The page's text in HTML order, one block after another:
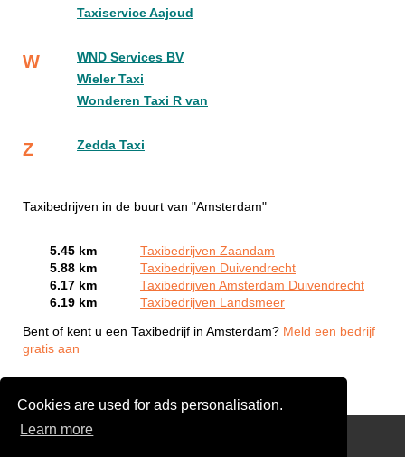
Cookies are used for ads personalisation.
Learn more
Taxiservice Aajoud
W
WND Services BV
Wieler Taxi
Wonderen Taxi R van
Z Zedda Taxi
Taxibedrijven in de buurt van "Amsterdam"
5.45 km
Taxibedrijven Zaandam
5.88 km
Taxibedrijven Duivendrecht
6.17 km
Taxibedrijven Amsterdam Duivendrecht
6.19 km
Taxibedrijven Landsmeer
Bent of kent u een Taxibedrijf in Amsterdam? Meld een bedrijf
gratis aan
Kennisbank